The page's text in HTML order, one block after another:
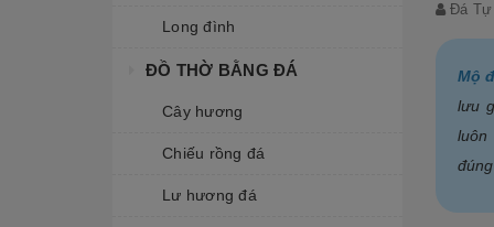
Long đình
ĐỒ THỜ BẰNG ĐÁ
Cây hương
Chiếu rồng đá
Lư hương đá
Đá Tự
Mộ
lưu